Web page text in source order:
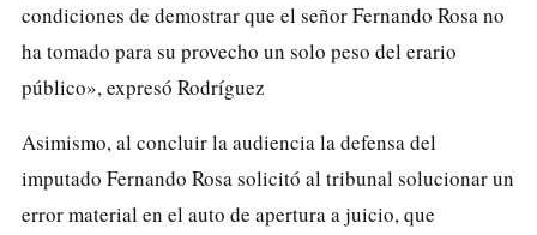
condiciones de demostrar que el señor Fernando Rosa no
ha tomado para su provecho un solo peso del erario
público», expresó Rodríguez
Asimismo, al concluir la audiencia la defensa del
imputado Fernando Rosa solicitó al tribunal solucionar un
error material en el auto de apertura a juicio, que